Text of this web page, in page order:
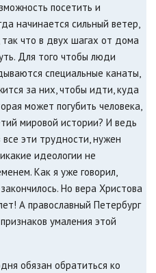
посетить и
начинается сильный ветер,
что в двух шагах от дома
Для того чтобы люди
специальные канаты,
за них, чтобы идти, куда
может погубить человека,
мировой истории? И ведь
эти трудности, нужен
идеологии не
Как я уже говорил,
Но вера Христова
А православный Петербург
умаления этой
обязан обратиться ко